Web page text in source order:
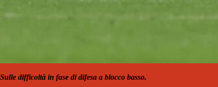
Sulle difficoltà in fase di difesa a blocco basso.